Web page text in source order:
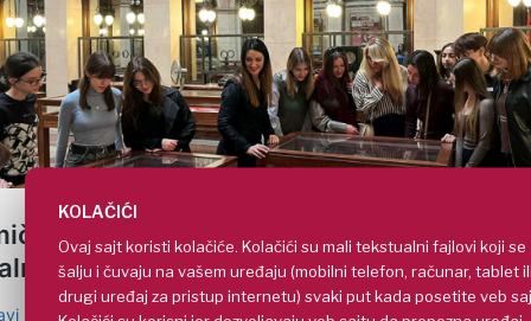
KOLAČIĆI
Ovaj sajt koristi kolačiće. Kolačići su mali tekstualni fajlovi koji se
šalju i čuvaju na vašem uređaju (mobilni telefon, računar, tablet
drugi uređaj za pristup internetu) svaki put kada posetite veb